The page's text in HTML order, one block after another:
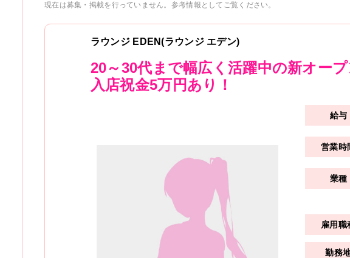
現在は募集・掲載を行っていません。参考情報としてご覧ください。
ラウンジ EDEN(ラウンジ エデン)
20～30代まで幅広く活躍中の新オー
入店祝金5万円あり！